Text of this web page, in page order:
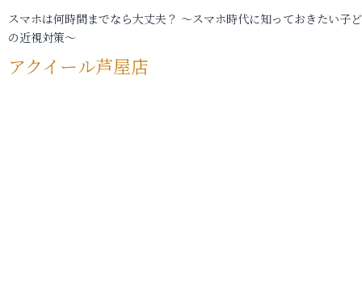
スマホは何時間までなら大丈夫？ ～スマホ時代に知っておきたい子
の近視対策～
アクイール芦屋店